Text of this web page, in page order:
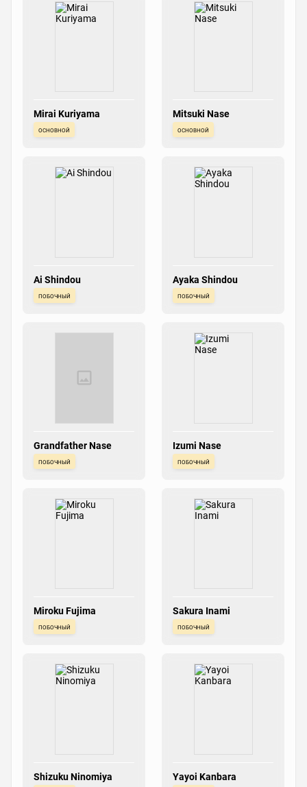
Mirai Kuriyama
основной
Mitsuki Nase
основной
Ai Shindou
побочный
Ayaka Shindou
побочный
Grandfather Nase
побочный
Izumi Nase
побочный
Miroku Fujima
побочный
Sakura Inami
побочный
Shizuku Ninomiya Yayoi Kanbara